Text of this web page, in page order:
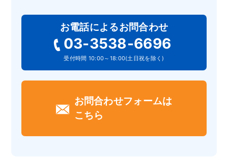
当社は、法令に定められた場合を
除き、お客様の同意を得ず第三者
に個人情報の提供は行いません。
3.開示請求
当社が保有するお客様の個人情報
について、開示・訂正・利用停止・
削除をご希望されるときは、当社
お電話によるお問合わせ
03-3538-6696
受付時間 10:00～18:00(土日祝を除く)
お問合わせフォームは
こちら